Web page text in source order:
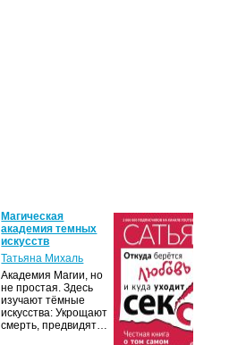
Магическая
академия темных
искусств
Татьяна Михаль
Академия Магии, но
не простая. Здесь
изучают тёмные
искусства: Укрощают
смерть, предвидят…